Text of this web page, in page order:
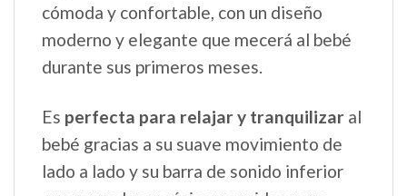
cómoda y confortable, con un diseño
moderno y elegante que mecerá al bebé
durante sus primeros meses.
Es perfecta para relajar y tranquilizar al
bebé gracias a su suave movimiento de
lado a lado y su barra de sonido inferior